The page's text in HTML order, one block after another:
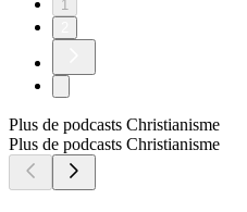
1
Plus de podcasts Christianisme
Plus de podcasts Christianisme